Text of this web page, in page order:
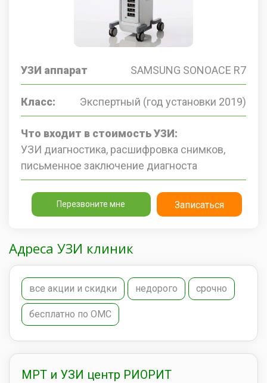
УЗИ аппарат SAMSUNG SONOACE R7
Класс: Экспертный (год установки 2019)
Что входит в стоимость УЗИ:
УЗИ диагностика, расшифровка снимков,
письменное заключение диагноста
Перезвоните мне Записаться
Адреса УЗИ клиник
все акции и скидки недорого срочно
бесплатно по ОМС
МРТ и УЗИ центр РИОРИТ